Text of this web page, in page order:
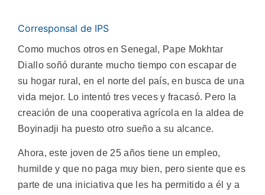
Corresponsal de IPS
Como muchos otros en Senegal, Pape Mokhtar
Diallo soñó durante mucho tiempo con escapar de
su hogar rural, en el norte del país, en busca de una
vida mejor. Lo intentó tres veces y fracasó. Pero la
creación de una cooperativa agrícola en la aldea de
Boyinadji ha puesto otro sueño a su alcance.
Ahora, este joven de 25 años tiene un empleo,
humilde y que no paga muy bien, pero siente que es
parte de una iniciativa que les ha permitido a él y a